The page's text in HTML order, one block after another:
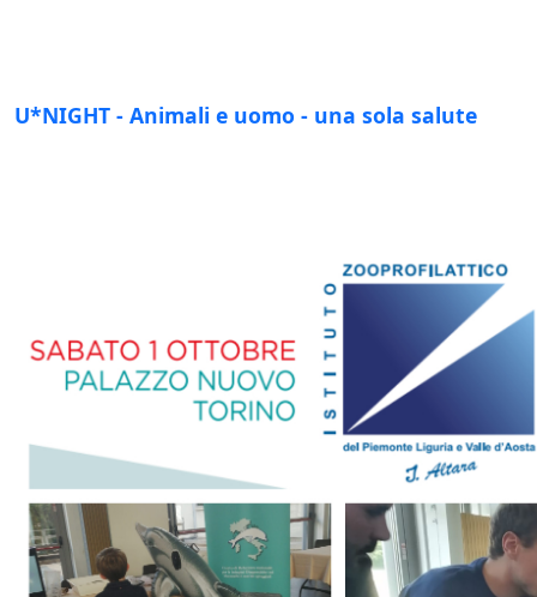
U*NIGHT - Animali e uomo - una sola salute